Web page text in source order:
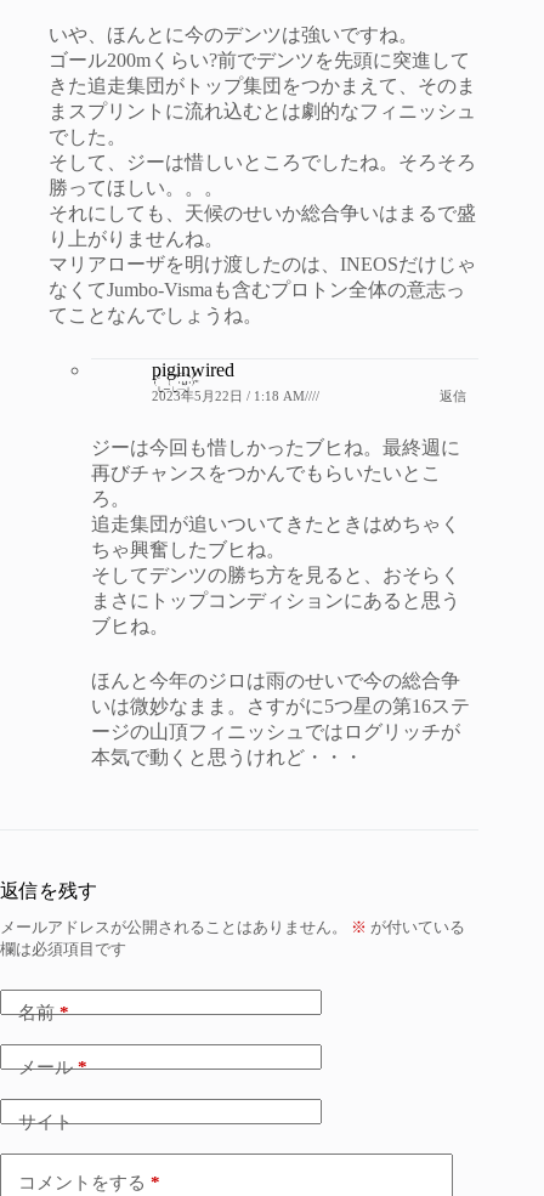
いや、ほんとに今のデンツは強いですね。
ゴール200mくらい?前でデンツを先頭に突進して
きた追走集団がトップ集団をつかまえて、そのま
まスプリントに流れ込むとは劇的なフィニッシュ
でした。
そして、ジーは惜しいところでしたね。そろそろ
勝ってほしい。。。
それにしても、天候のせいか総合争いはまるで盛
り上がりませんね。
マリアローザを明け渡したのは、INEOSだけじゃ
なくてJumbo-Vismaも含むプロトン全体の意志っ
てことなんでしょうね。
piginwired
2023年5月22日 / 1:18 AM//// 返信
ジーは今回も惜しかったブヒね。最終週に
再びチャンスをつかんでもらいたいとこ
ろ。
追走集団が追いついてきたときはめちゃく
ちゃ興奮したブヒね。
そしてデンツの勝ち方を見ると、おそらく
まさにトップコンディションにあると思う
ブヒね。
ほんと今年のジロは雨のせいで今の総合争
いは微妙なまま。さすがに5つ星の第16ステ
ージの山頂フィニッシュではログリッチが
本気で動くと思うけれど・・・
返信を残す
メールアドレスが公開されることはありません。 ※ が付いている
欄は必須項目です
名前*
メール*
サイト
コメントをする *